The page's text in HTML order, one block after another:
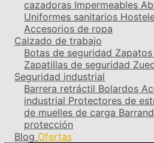
cazadoras Impermeables
Uniformes sanitarios
Accesorios de ropa
Calzado de trabajo
Botas de seguridad
Zapatillas de seguridad
Seguridad industrial
Barrera retráctil Bolardos
industrial Protectores de
de muelles de carga
protección
Blog Ofertas